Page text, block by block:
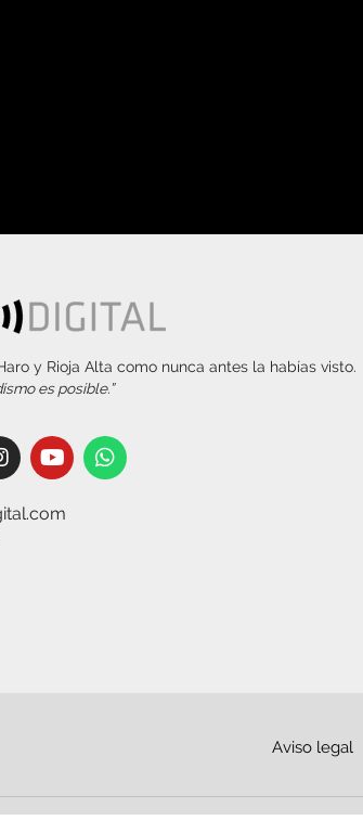
y Rioja Alta como nunca antes la habías visto.
es posible.”
Aviso legal